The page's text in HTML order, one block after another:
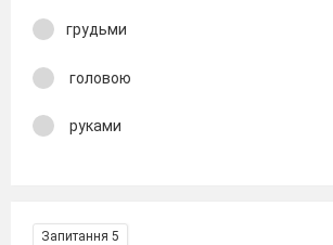
грудьми
головою
руками
Запитання 5